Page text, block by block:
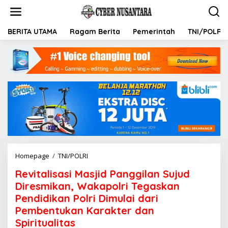
t
BERITA UTAMA Ragam Berita Pemerintah TNI/POLRI
Homepage / TNI/POLRI
v
i
t
a
l
Revitalisasi Masjid Panggilan Sujud
Diresmikan, Wakapolri Tegaskan
Pendidikan Polri Dimulai dari
Pembentukan Karakter dan
Spiritualitas